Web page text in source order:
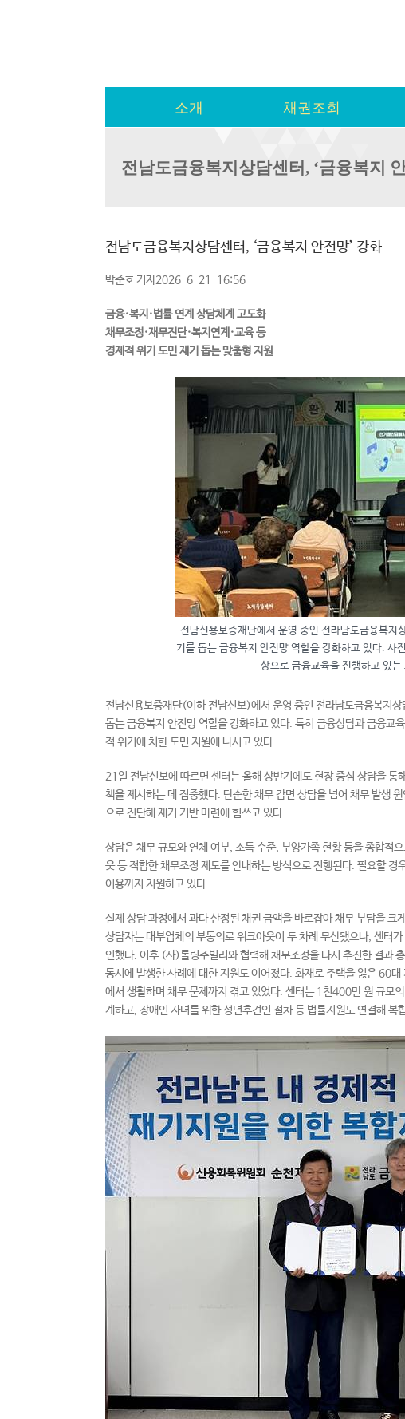
소개 채권조회
전남도금융복지상담센터, ‘금융복지
전남도금융복지상담센터, ‘금융복지 안전망’ 강화
박준호 기자2026. 6. 21. 16:56
금융·복지·법률 연계 상담체계 고도화
채무조정·재무진단·복지연계·교육 등
경제적 위기 도민 재기 돕는 맞춤형 지원
전남신용보증재단에서 운영 중인 전라남도금융복지
기를 돕는 금융복지 안전망 역할을 강화하고 있다. 사
상으로 금융교육을 진행하고 있
전남신용보증재단(이하 전남신보)에서 운영 중인 전라남도금융복지
돕는 금융복지 안전망 역할을 강화하고 있다. 특히 금융상담과 금융교
적 위기에 처한 도민 지원에 나서고 있다.
21일 전남신보에 따르면 센터는 올해 상반기에도 현장 중심 상담을
책을 제시하는 데 집중했다. 단순한 채무 감면 상담을 넘어 채무 발생
으로 진단해 재기 기반 마련에 힘쓰고 있다.
상담은 채무 규모와 연체 여부, 소득 수준, 부양가족 현황 등을 종합적
웃 등 적합한 채무조정 제도를 안내하는 방식으로 진행된다. 필요할
이용까지 지원하고 있다.
실제 상담 과정에서 과다 산정된 채권 금액을 바로잡아 채무 부담을
상담자는 대부업체의 부동의로 워크아웃이 두 차례 무산됐으나, 센터
인했다. 이후 (사)롤링주빌리와 협력해 채무조정을 다시 추진한 결과
동시에 발생한 사례에 대한 지원도 이어졌다. 화재로 주택을 잃은 60
에서 생활하며 채무 문제까지 겪고 있었다. 센터는 1천400만 원 규모
계하고, 장애인 자녀를 위한 성년후견인 절차 등 법률지원도 연결해 복